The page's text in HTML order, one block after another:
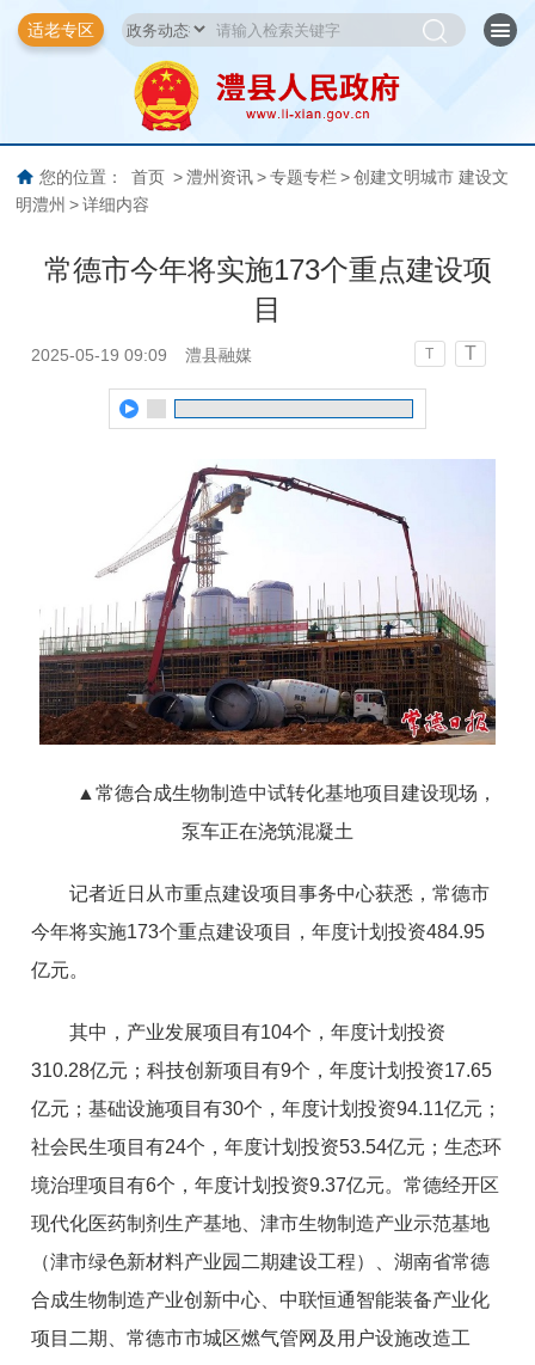
适老专区
您的位置： 首页 > 澧州资讯 > 专题专栏 > 创建文明城市 建设文
明澧州 > 详细内容
常德市今年将实施173个重点建设项
目
2025-05-19 09:09 澧县融媒 T T
▲常德合成生物制造中试转化基地项目建设现场，
泵车正在浇筑混凝土
记者近日从市重点建设项目事务中心获悉，常德市
今年将实施173个重点建设项目，年度计划投资484.95
亿元。
其中，产业发展项目有104个，年度计划投资
310.28亿元；科技创新项目有9个，年度计划投资17.65
亿元；基础设施项目有30个，年度计划投资94.11亿元；
社会民生项目有24个，年度计划投资53.54亿元；生态环
境治理项目有6个，年度计划投资9.37亿元。常德经开区
现代化医药制剂生产基地、津市生物制造产业示范基地
（津市绿色新材料产业园二期建设工程）、湖南省常德
合成生物制造产业创新中心、中联恒通智能装备产业化
项目二期、常德市市城区燃气管网及用户设施改造工